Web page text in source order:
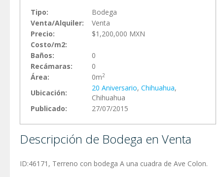
Tipo:
Bodega
Venta/Alquiler:
Venta
Precio:
$1,200,000 MXN
Costo/m2:
Baños:
0
Recámaras:
0
Área:
0m2
Ubicación:
20 Aniversario, Chihuahua,
Chihuahua
Publicado:
27/07/2015
Descripción de Bodega en Venta
ID:46171, Terreno con bodega A una cuadra de Ave Colon.